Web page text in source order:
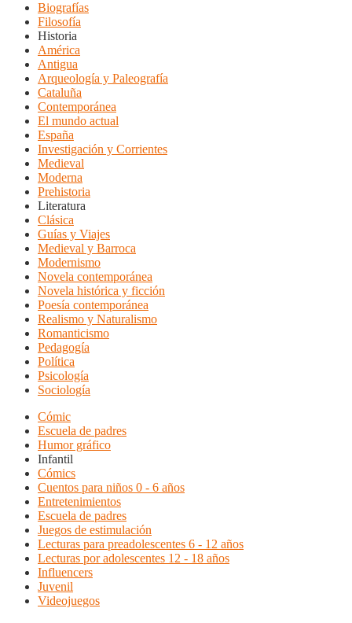
Biografías
Filosofía
Historia
América
Antigua
Arqueología y Paleografía
Cataluña
Contemporánea
El mundo actual
España
Investigación y Corrientes
Medieval
Moderna
Prehistoria
Literatura
Clásica
Guías y Viajes
Medieval y Barroca
Modernismo
Novela contemporánea
Novela histórica y ficción
Poesía contemporánea
Realismo y Naturalismo
Romanticismo
Pedagogía
Política
Psicología
Sociología
Cómic
Escuela de padres
Humor gráfico
Infantil
Cómics
Cuentos para niños 0 - 6 años
Entretenimientos
Escuela de padres
Juegos de estimulación
Lecturas para preadolescentes 6 - 12 años
Lecturas por adolescentes 12 - 18 años
Influencers
Juvenil
Videojuegos